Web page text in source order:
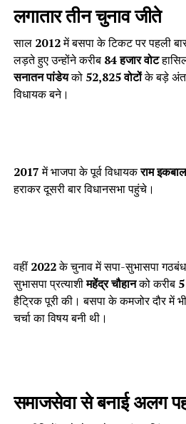
लगातार तीन चुनाव जीते
साल 2012में बसपा के टिकट पर पहली
लड़ते हुए उन्होंने करीब 84 हजार वोट
सनातन पांडेयको 52,825 वोटोंके बड़े
विधायक बने।
2017में भाजपा के पूर्व विधायकराम
हराकर दूसरी बार विधानसभा पहुंचे।
वहीं2022के चुनाव में सपा-सुभासपा
सुभासपा प्रत्याशीमहेंद्र चौहानको करीब
हैट्रिक पूरी की। बसपा के कमजोर दौर में
चर्चा का विषय बनी थी।
समाजसेवा से बनाई अलग